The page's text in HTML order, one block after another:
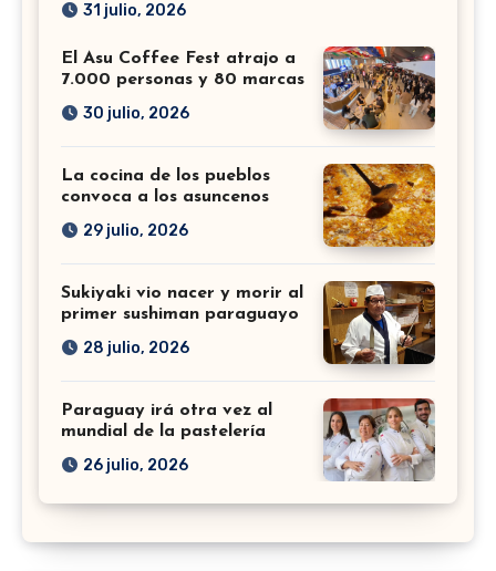
31 julio, 2026
El Asu Coffee Fest atrajo a
7.000 personas y 80 marcas
30 julio, 2026
La cocina de los pueblos
convoca a los asuncenos
29 julio, 2026
Sukiyaki vio nacer y morir al
primer sushiman paraguayo
28 julio, 2026
Paraguay irá otra vez al
mundial de la pastelería
26 julio, 2026